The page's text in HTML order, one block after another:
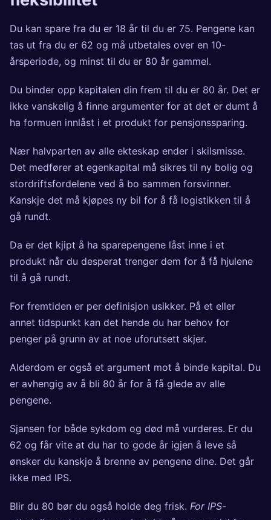
Du kan spare fra du er 18 år til du er 75. Pengene kan
tas ut fra du er 62 og må utbetales over en 10-
årsperiode, og minst til du er 80 år gammel.
Du binder opp kapitalen din frem til du er 80 år. Det er
ikke vanskelig å finne argumenter for at det er dumt å
ha formuen innlåst i et produkt for pensjonssparing.
Nær halvparten av alle ekteskap ender i skilsmisse.
Det medfører at egenkapital må sikres til ny bolig og
stordriftsfordelene ved å bo sammen forsvinner.
Kanskje det må kjøpes ny bil for å få logistikken til å
gå rundt.
Da er det kjipt å ha sparepengene låst inne i et
produkt når du desperat trenger dem for å få hjulene
til å gå rundt.
For fremtiden er per definisjon usikker. På et eller
annet tidspunkt kan det hende du har behov for
penger på grunn av at noe uforutsett skjer.
Alderdom er også et argument mot å binde kapital. Du
er avhengig av å bli 80 år for å få glede av alle
pengene.
Sjansen for både sykdom og død må vurderes. Er du
62 og får vite at du har to gode år igjen å leve så
ønsker du kanskje å brenne av pengene dine. Det går
ikke med IPS.
Blir du 80 bør du også holde deg frisk. For IPS-